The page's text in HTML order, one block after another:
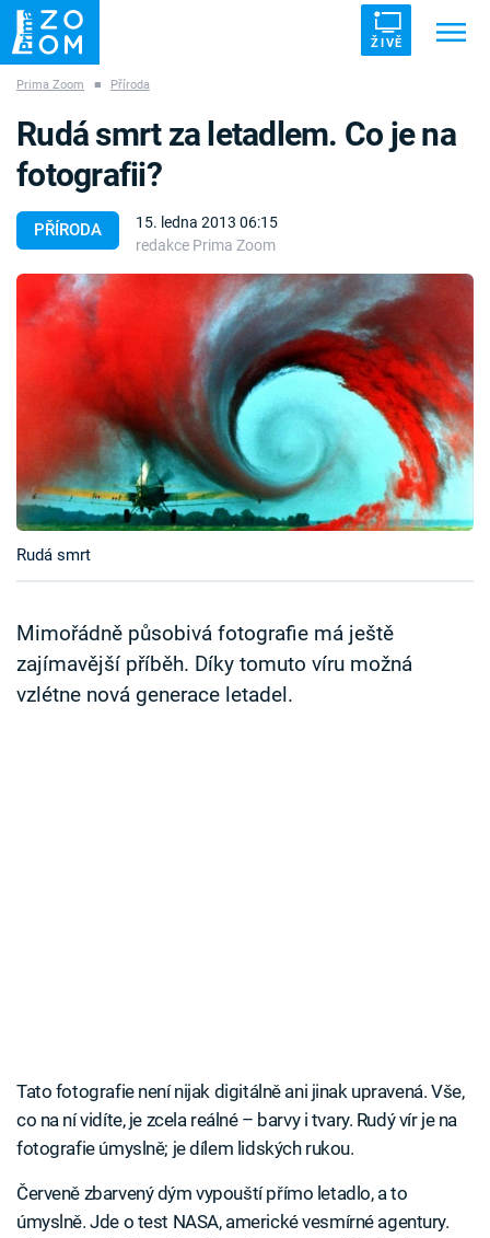
ŽIVĚ
ZÁHADY VETŘELCI DÁVNOVĚKU
Témata
Témata
Pořady
TV Program
Časopis
Sledujte prima+
Přihlášení
Prima Zoom ■ Příroda
PŘÍRODA
15. ledna 2013 06:15
redakce Prima Zoom
Rudá smrt za letadlem. Co je na
fotografii?
Rudá smrt
Mimořádně působivá fotografie má ještě
zajímavější příběh. Díky tomuto víru možná
vzlétne nová generace letadel.
Tato fotografie není nijak digitálně ani jinak upravená. Vše,
co na ní vidíte, je zcela reálné – barvy i tvary. Rudý vír je na
fotografie úmyslně; je dílem lidských rukou.
Červeně zbarvený dým vypouští přímo letadlo, a to
úmyslně. Jde o test NASA, americké vesmírné agentury.